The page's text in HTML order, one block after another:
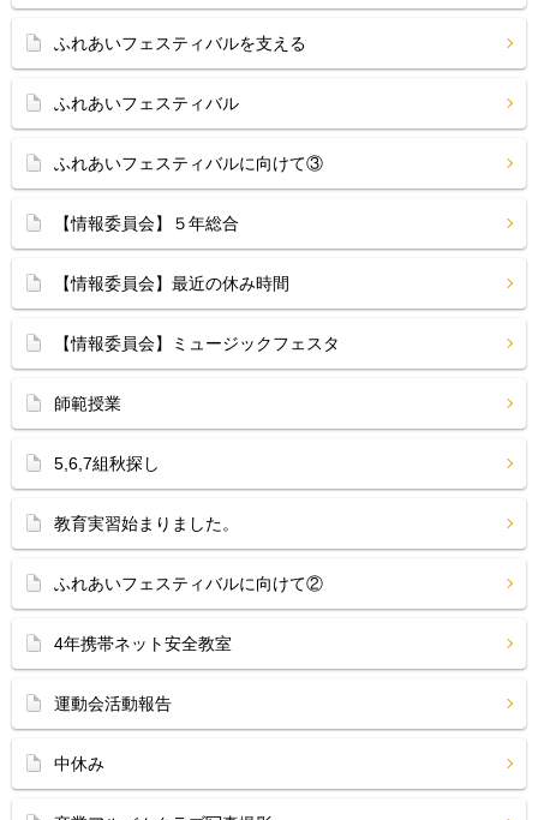
ふれあいフェスティバルを支える
ふれあいフェスティバル
ふれあいフェスティバルに向けて③
【情報委員会】５年総合
【情報委員会】最近の休み時間
【情報委員会】ミュージックフェスタ
師範授業
5,6,7組秋探し
教育実習始まりました。
ふれあいフェスティバルに向けて②
4年携帯ネット安全教室
運動会活動報告
中休み